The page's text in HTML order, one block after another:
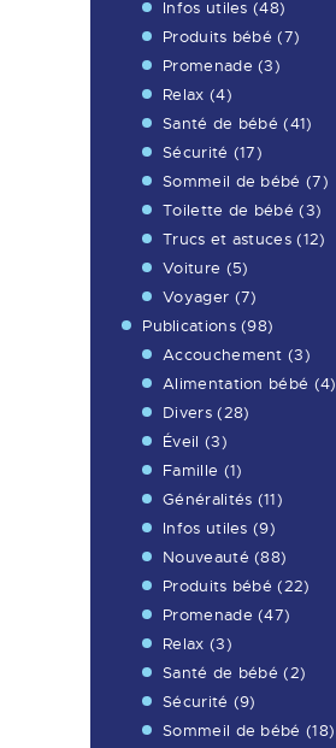
Infos utiles (48)
Produits bébé (7)
Promenade (3)
Relax (4)
Santé de bébé (41)
Sécurité (17)
Sommeil de bébé (7)
Toilette de bébé (3)
Trucs et astuces(12)
Voiture (5)
Voyager (7)
Publications(98)
Accouchement (3)
Alimentation bébé (4)
Divers(28)
Éveil (3)
Famille (1)
Généralités (11)
Infos utiles (9)
Nouveauté (88)
Produits bébé (22)
Promenade (47)
Relax (3)
Santé de bébé (2)
Sécurité (9)
Sommeil de bébé (18)